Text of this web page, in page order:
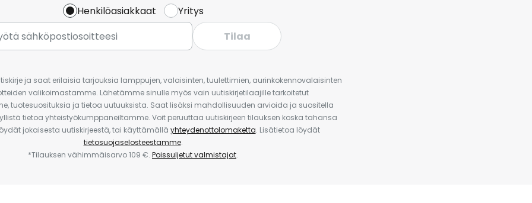
Henkilöasiakkaat
Yritys
Tilaa
ja saat erilaisia tarjouksia lamppujen, valaisinten, tuulettimien, aurinkokennovalaisinten
valikoimastamme. Lähetämme sinulle myös vain uutiskirjetilaajille tarkoitetut
tuotesuosituksia ja tietoa uutuuksista. Saat lisäksi mahdollisuuden arvioida ja suositella
tietoa yhteistyökumppaneiltamme. Voit peruuttaa uutiskirjeen tilauksen koska tahansa
jokaisesta uutiskirjeestä, tai käyttämällä yhteydenottolomaketta. Lisätietoa löydät
tietosuojaselosteestamme.
*Tilauksen vähimmäisarvo 109 €. Poissuljetut valmistajat.